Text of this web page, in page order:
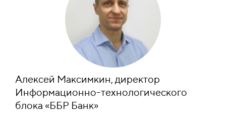
Алексей Максимкин, директор
Информационно-технологического
блока «ББР Банк»